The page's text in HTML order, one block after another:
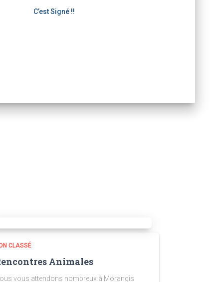
C’est Signé !!
CLASSÉ
Animales
vous attendons nombreux à Morangis